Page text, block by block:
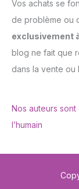
Vos achats se
de problème ou
exclusivement
blog ne fait que
dans la vente
Nos auteurs sont
l’humain